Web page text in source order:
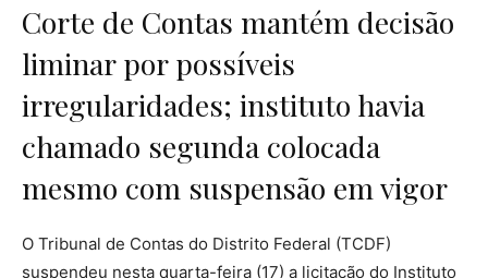
Corte de Contas mantém decisão
liminar por possíveis
irregularidades; instituto havia
chamado segunda colocada
mesmo com suspensão em vigor
O Tribunal de Contas do Distrito Federal (TCDF)
suspendeu nesta quarta-feira (17) a licitação do Instituto